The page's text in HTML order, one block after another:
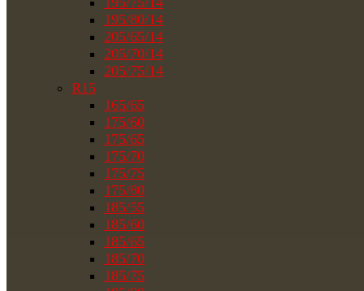
195/80/14
205/65/14
205/70/14
205/75/14
R15
165/65
175/60
175/65
175/70
175/75
175/80
185/55
185/60
185/65
185/70
185/75